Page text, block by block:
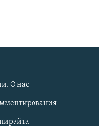
О нас